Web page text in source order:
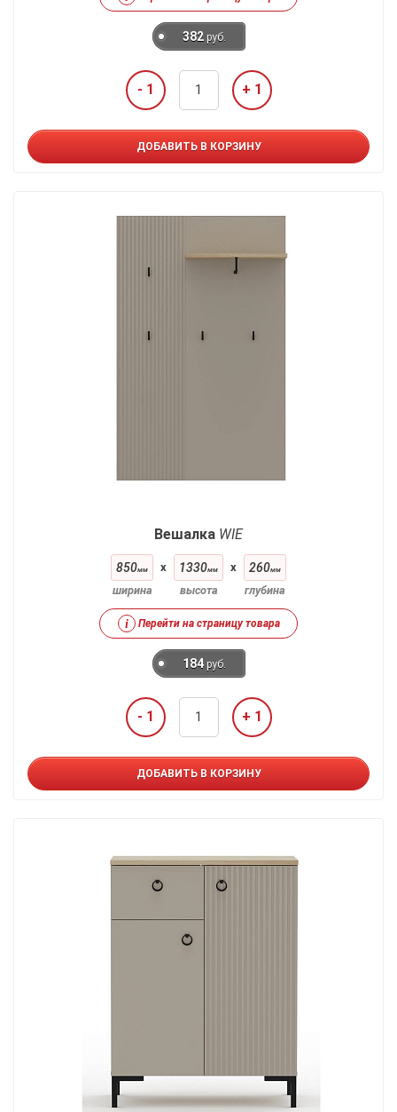
382 руб.
- 1 + 1
ДОБАВИТЬ В КОРЗИНУ
Вешалка WIE
850мм
ширина
x 1330мм
высота
x 260мм
глубина
i Перейти на страницу товара
184 руб.
- 1 + 1
ДОБАВИТЬ В КОРЗИНУ